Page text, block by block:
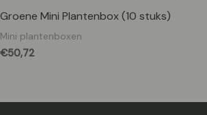
Groene Mini Plantenbox (10 stuks)
Mini plantenboxen
€50,72